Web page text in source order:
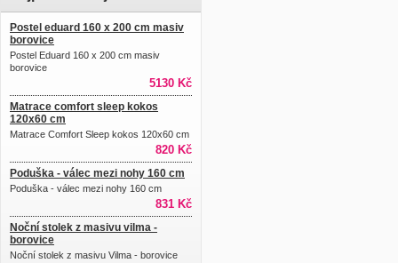
Postel eduard 160 x 200 cm masiv
borovice
Postel Eduard 160 x 200 cm masiv
borovice
5130 Kč
Matrace comfort sleep kokos
120x60 cm
Matrace Comfort Sleep kokos 120x60 cm
820 Kč
Poduška - válec mezi nohy 160 cm
Poduška - válec mezi nohy 160 cm
831 Kč
Noční stolek z masivu vilma -
borovice
Noční stolek z masivu Vilma - borovice